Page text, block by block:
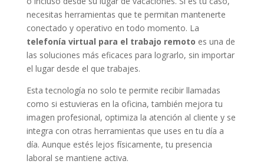
necesitas herramientas que te permitan mantenerte
conectado y operativo en todo momento. La
telefonía virtual para el trabajo remoto es una de
las soluciones más eficaces para lograrlo, sin importar
el lugar desde el que trabajes.
Esta tecnología no solo te permite recibir llamadas
como si estuvieras en la oficina, también mejora tu
imagen profesional, optimiza la atención al cliente y se
integra con otras herramientas que uses en tu día a
día. Aunque estés lejos físicamente, tu presencia
laboral se mantiene activa.